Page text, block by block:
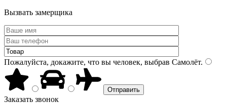
Вызвать замерщика
Пожалуйста, докажите, что вы человек, выбрав Самолёт.
Заказать звонок